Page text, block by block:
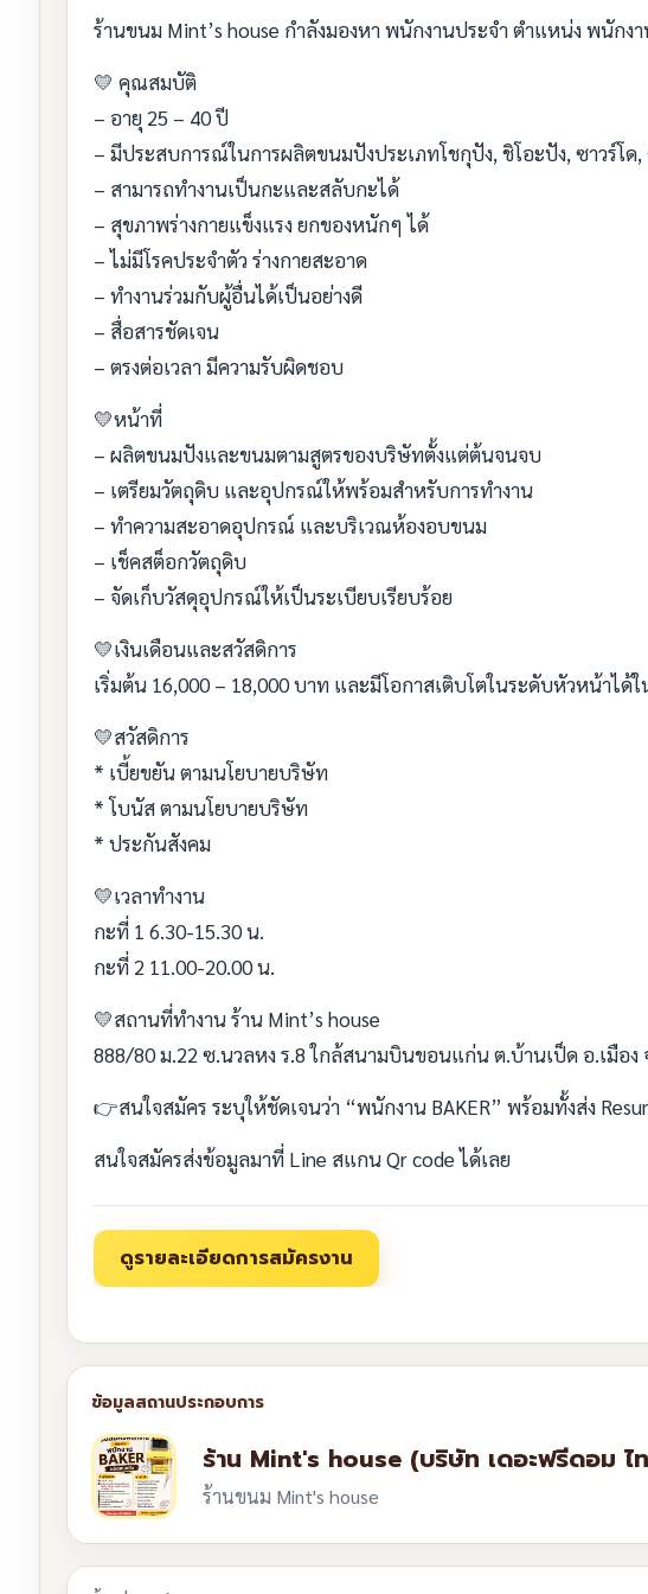
ร้านขนม Mint’s house กำลังมองหา พนักงานประจำ ตำแหน่ง พนักงา
💛 คุณสมบัติ
– อายุ 25 – 40 ปี
– มีประสบการณ์ในการผลิตขนมปังประเภทโชกุปัง, ชิโอะปัง, ซาวร์โด
– สามารถทำงานเป็นกะและสลับกะได้
– สุขภาพร่างกายแข็งแรง ยกของหนักๆ ได้
– ไม่มีโรคประจำตัว ร่างกายสะอาด
– ทำงานร่วมกับผู้อื่นได้เป็นอย่างดี
– สื่อสารชัดเจน
– ตรงต่อเวลา มีความรับผิดชอบ
💛หน้าที่
– ผลิตขนมปังและขนมตามสูตรของบริษัทตั้งแต่ต้นจนจบ
– เตรียมวัตถุดิบ และอุปกรณ์ให้พร้อมสำหรับการทำงาน
– ทำความสะอาดอุปกรณ์ และบริเวณห้องอบขนม
– เช็คสต็อกวัตถุดิบ
– จัดเก็บวัสดุอุปกรณ์ให้เป็นระเบียบเรียบร้อย
💛เงินเดือนและสวัสดิการ
เริ่มต้น 16,000 – 18,000 บาท และมีโอกาสเติบโตในระดับหัวหน้าได้
💛สวัสดิการ
* เบี้ยขยัน ตามนโยบายบริษัท
* โบนัส ตามนโยบายบริษัท
* ประกันสังคม
💛เวลาทำงาน
กะที่ 1 6.30-15.30 น.
กะที่ 2 11.00-20.00 น.
💛สถานที่ทำงาน ร้าน Mint’s house
888/80 ม.22 ซ.นวลหง ร.8 ใกล้สนามบินขอนแก่น ต.บ้านเป็ด อ.เมือ
👉สนใจสมัคร ระบุให้ชัดเจนว่า “พนักงาน BAKER” พร้อมทั้งส่ง
สนใจสมัครส่งข้อมูลมาที่ Line สแกน Qr code ได้เลย
ร้าน Mint's house (บริษัท เดอะฟรีดอม ไ
ร้านขนม Mint's house